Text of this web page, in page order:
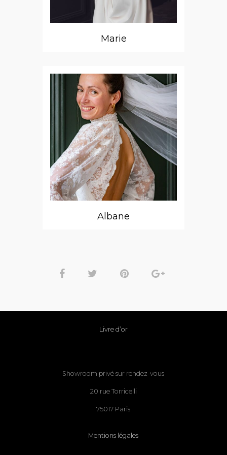
Marie
Albane
Livre d’or
Showroom privé sur rendez-vous
20 rue Torricelli
75017 Paris
Mentions légales